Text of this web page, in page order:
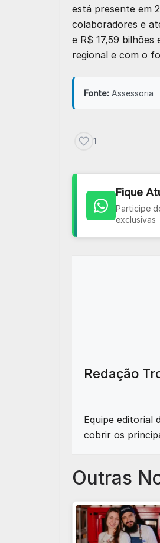
está presente em
colaboradores e
e R$ 17,59
regional e com o
Fonte: Assessoria
1
Fique
Participe
exclusivas
Redação
Equipe editorial
cobrir os
Outras